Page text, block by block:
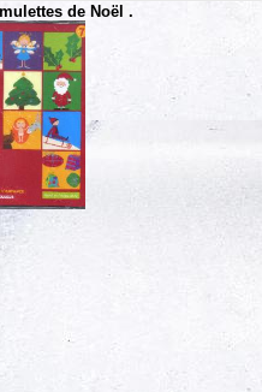
de Noël .